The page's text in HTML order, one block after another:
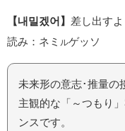
【내밀겠어】 差し出すよ
読み：ネミ ルゲッソ
未来形の意志･推量の
主観的な「～つもり
ンスです。